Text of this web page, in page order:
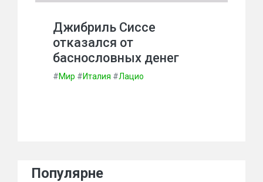
Джибриль Сиссе
отказался от
баснословных денег
#Мир #Италия #Лацио
Популярне